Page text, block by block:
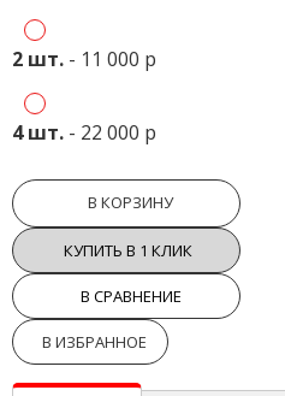
2 шт. - 11 000 р
4 шт. - 22 000 р
В КОРЗИНУ
КУПИТЬ В 1 КЛИК
В СРАВНЕНИЕ
В ИЗБРАННОЕ